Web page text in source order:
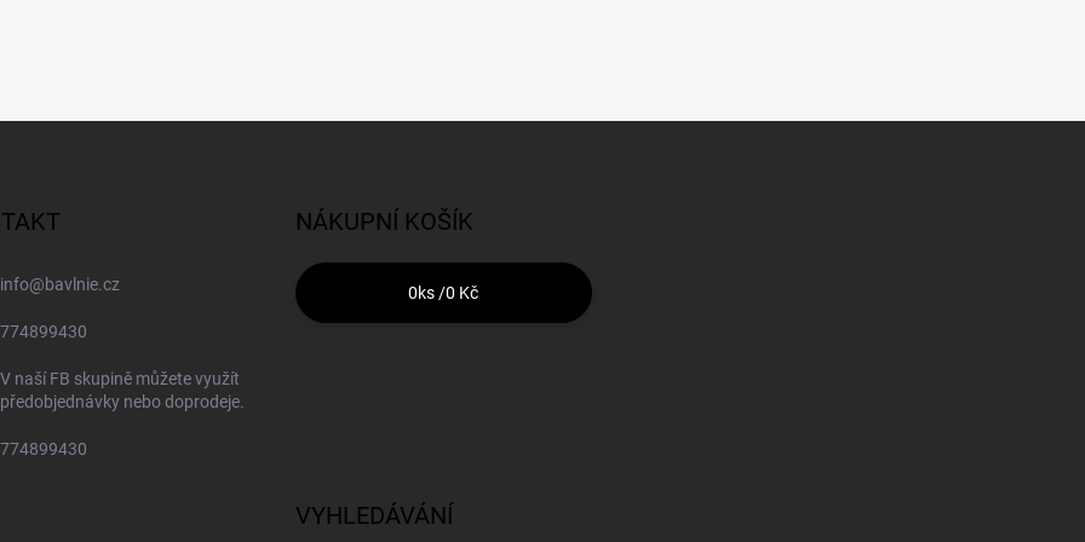
info@bavlnie.cz
774899430
V naší FB skupině můžete využít
předobjednávky nebo doprodeje.
774899430
NÁKUPNÍ KOŠÍK
0ks /0 Kč
VYHLEDÁVÁNÍ